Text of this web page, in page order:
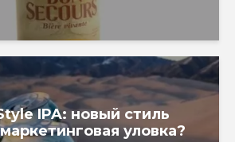
IPA: новый стиль
уловка?